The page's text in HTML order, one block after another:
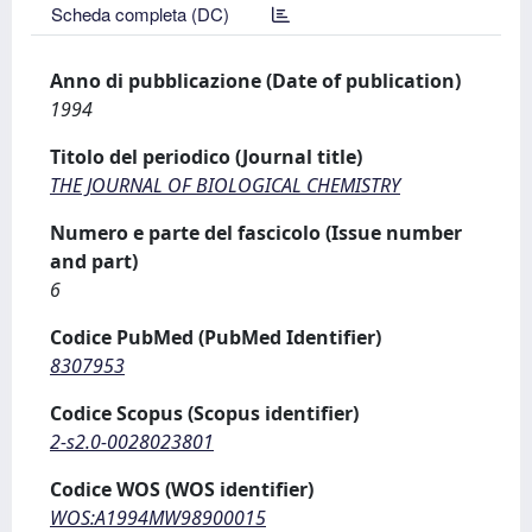
Scheda completa (DC)
Anno di pubblicazione (Date of publication)
1994
Titolo del periodico (Journal title)
THE JOURNAL OF BIOLOGICAL CHEMISTRY
Numero e parte del fascicolo (Issue number
and part)
6
Codice PubMed (PubMed Identifier)
8307953
Codice Scopus (Scopus identifier)
2-s2.0-0028023801
Codice WOS (WOS identifier)
WOS:A1994MW98900015